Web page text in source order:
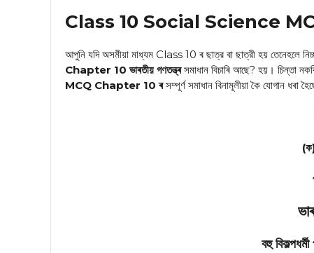
Class 10 Social Science
আপুনি যদি অসমীয়া মাধ্যম Class 10 ৰ ছাত্র বা ছাত্রী হয় তেনেহলে
Chapter 10 ভাৰতীয় গণতন্ত্ৰসমাধান বিচাৰি আছে? হয়। চিন্তা
MCQ Chapter 10 ৰসম্পূৰ্ণ সমাধান বিনামূলীয়া কৈ যোগান ধৰা
(ক)
বহু